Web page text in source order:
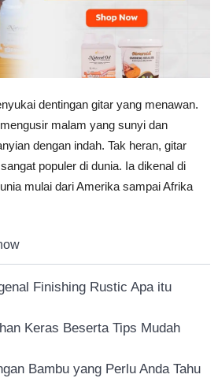
dentingan gitar yang menawan.
malam yang sunyi dan
dengan indah. Tak heran, gitar
populer di dunia. Ia dikenal di
mulai dari Amerika sampai Afrika
Finishing Rustic Apa itu
Keras Beserta Tips Mudah
Bambu yang Perlu Anda Tahu